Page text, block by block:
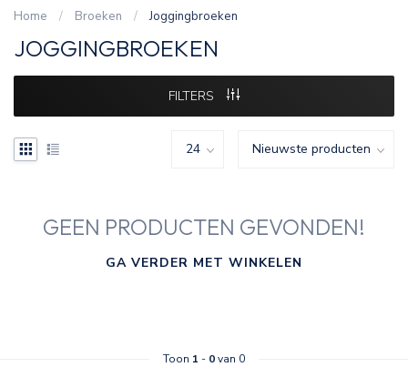
Home / Broeken / Joggingbroeken
JOGGINGBROEKEN
FILTERS
GEEN PRODUCTEN GEVONDEN!
GA VERDER MET WINKELEN
Toon 1 - 0van 0